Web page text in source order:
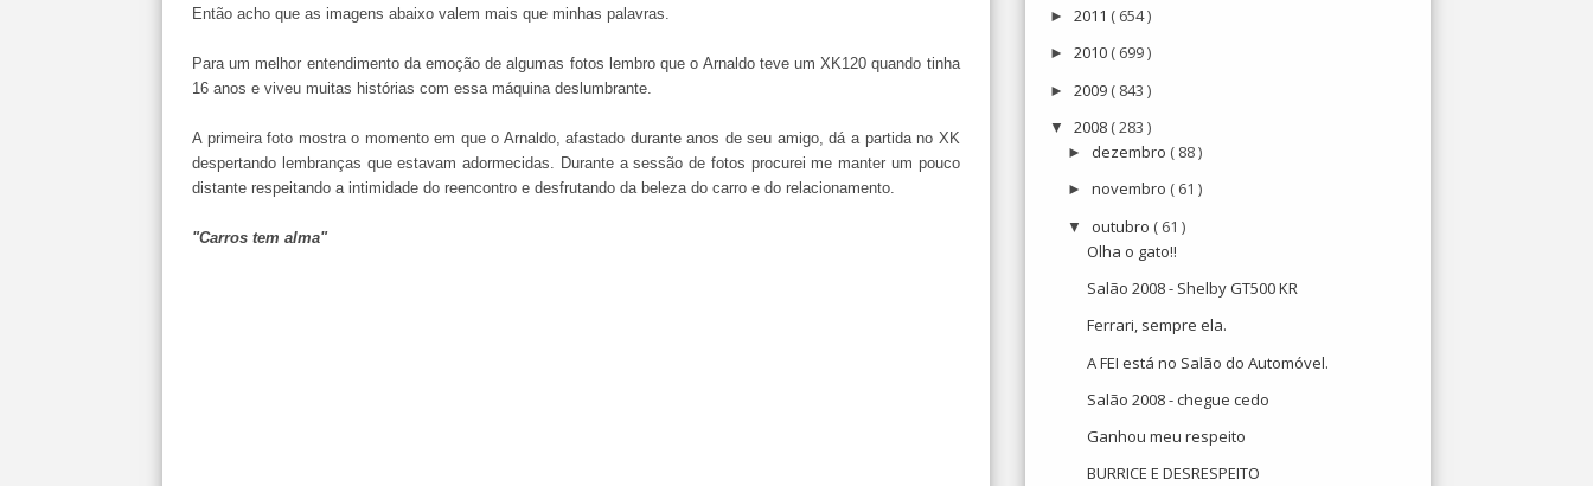
Então acho que as imagens abaixo valem mais que minhas palavras.
Para um melhor entendimento da emoção de algumas fotos lembro que o Arnaldo teve um XK120 quando tinha
16 anos e viveu muitas histórias com essa máquina deslumbrante.
A primeira foto mostra o momento em que o Arnaldo, afastado durante anos de seu amigo, dá a partida no XK
despertando lembranças que estavam adormecidas. Durante a sessão de fotos procurei me manter um pouco
distante respeitando a intimidade do reencontro e desfrutando da beleza do carro e do relacionamento.
"Carros tem alma"
► 2011 ( 654 )
► 2010 ( 699 )
► 2009 ( 843 )
▼ 2008 ( 283 )
► dezembro ( 88 )
►novembro ( 61 )
▼ outubro ( 61 )
Olha o gato!!
Salão 2008 - Shelby GT500 KR
Ferrari, sempre ela.
A FEI está no Salão do Automóvel.
Salão 2008 - chegue cedo
Ganhou meu respeito
BURRICE E DESRESPEITO